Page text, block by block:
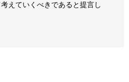
えていくべきであると提言し